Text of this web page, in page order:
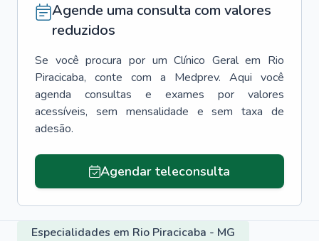
Agende uma consulta com valores
reduzidos
Se você procura por um Clínico Geral em Rio
Piracicaba, conte com a Medprev. Aqui você
agenda consultas e exames por valores
acessíveis, sem mensalidade e sem taxa de
adesão.
Agendar teleconsulta
Especialidades em Rio Piracicaba - MG